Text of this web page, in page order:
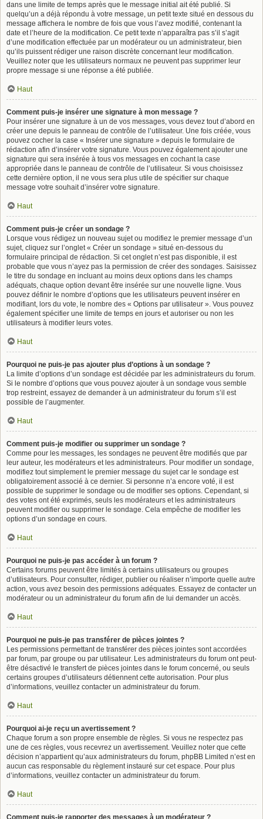
dans une limite de temps après que le message initial ait été publié. Si
quelqu’un a déjà répondu à votre message, un petit texte situé en dessous du
message affichera le nombre de fois que vous l’avez modifié, contenant la
date et l’heure de la modification. Ce petit texte n’apparaîtra pas s’il s’agit
d’une modification effectuée par un modérateur ou un administrateur, bien
qu’ils puissent rédiger une raison discrète concernant leur modification.
Veuillez noter que les utilisateurs normaux ne peuvent pas supprimer leur
propre message si une réponse a été publiée.
Haut
Comment puis-je insérer une signature à mon message ?
Pour insérer une signature à un de vos messages, vous devez tout d’abord en
créer une depuis le panneau de contrôle de l’utilisateur. Une fois créée, vous
pouvez cocher la case « Insérer une signature » depuis le formulaire de
rédaction afin d’insérer votre signature. Vous pouvez également ajouter une
signature qui sera insérée à tous vos messages en cochant la case
appropriée dans le panneau de contrôle de l’utilisateur. Si vous choisissez
cette dernière option, il ne vous sera plus utile de spécifier sur chaque
message votre souhait d’insérer votre signature.
Haut
Comment puis-je créer un sondage ?
Lorsque vous rédigez un nouveau sujet ou modifiez le premier message d’un
sujet, cliquez sur l’onglet « Créer un sondage » situé en-dessous du
formulaire principal de rédaction. Si cet onglet n’est pas disponible, il est
probable que vous n’ayez pas la permission de créer des sondages. Saisissez
le titre du sondage en incluant au moins deux options dans les champs
adéquats, chaque option devant être insérée sur une nouvelle ligne. Vous
pouvez définir le nombre d’options que les utilisateurs peuvent insérer en
modifiant, lors du vote, le nombre des « Options par utilisateur ». Vous pouvez
également spécifier une limite de temps en jours et autoriser ou non les
utilisateurs à modifier leurs votes.
Haut
Pourquoi ne puis-je pas ajouter plus d’options à un sondage ?
La limite d’options d’un sondage est décidée par les administrateurs du forum.
Si le nombre d’options que vous pouvez ajouter à un sondage vous semble
trop restreint, essayez de demander à un administrateur du forum s’il est
possible de l’augmenter.
Haut
Comment puis-je modifier ou supprimer un sondage ?
Comme pour les messages, les sondages ne peuvent être modifiés que par
leur auteur, les modérateurs et les administrateurs. Pour modifier un sondage,
modifiez tout simplement le premier message du sujet car le sondage est
obligatoirement associé à ce dernier. Si personne n’a encore voté, il est
possible de supprimer le sondage ou de modifier ses options. Cependant, si
des votes ont été exprimés, seuls les modérateurs et les administrateurs
peuvent modifier ou supprimer le sondage. Cela empêche de modifier les
options d’un sondage en cours.
Haut
Pourquoi ne puis-je pas accéder à un forum ?
Certains forums peuvent être limités à certains utilisateurs ou groupes
d’utilisateurs. Pour consulter, rédiger, publier ou réaliser n’importe quelle autre
action, vous avez besoin des permissions adéquates. Essayez de contacter un
modérateur ou un administrateur du forum afin de lui demander un accès.
Haut
Pourquoi ne puis-je pas transférer de pièces jointes ?
Les permissions permettant de transférer des pièces jointes sont accordées
par forum, par groupe ou par utilisateur. Les administrateurs du forum ont peut-
être désactivé le transfert de pièces jointes dans le forum concerné, ou seuls
certains groupes d’utilisateurs détiennent cette autorisation. Pour plus
d’informations, veuillez contacter un administrateur du forum.
Haut
Pourquoi ai-je reçu un avertissement ?
Chaque forum a son propre ensemble de règles. Si vous ne respectez pas
une de ces règles, vous recevrez un avertissement. Veuillez noter que cette
décision n’appartient qu’aux administrateurs du forum, phpBB Limited n’est en
aucun cas responsable du règlement instauré sur cet espace. Pour plus
d’informations, veuillez contacter un administrateur du forum.
Haut
Comment puis-je rapporter des messages à un modérateur ?